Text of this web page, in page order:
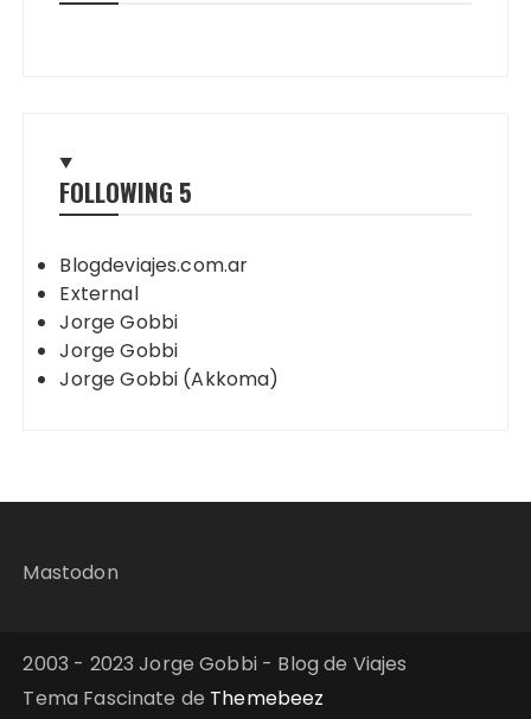
FOLLOWING 5
Blogdeviajes.com.ar
External
Jorge Gobbi
Jorge Gobbi
Jorge Gobbi (Akkoma)
Mastodon
2003 - 2023 Jorge Gobbi - Blog de Viajes
Tema Fascinate de Themebeez